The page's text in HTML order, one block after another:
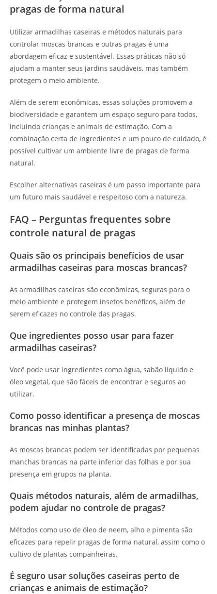
pragas de forma natural
Utilizar armadilhas caseiras e métodos naturais para
controlar moscas brancas e outras pragas é uma
abordagem eficaz e sustentável. Essas práticas não só
ajudam a manter seus jardins saudáveis, mas também
protegem o meio ambiente.
Além de serem econômicas, essas soluções promovem a
biodiversidade e garantem um espaço seguro para todos,
incluindo crianças e animais de estimação. Com a
combinação certa de ingredientes e um pouco de cuidado, é
possível cultivar um ambiente livre de pragas de forma
natural.
Escolher alternativas caseiras é um passo importante para
um futuro mais saudável e respeitoso com a natureza.
FAQ – Perguntas frequentes sobre
controle natural de pragas
Quais são os principais benefícios de usar
armadilhas caseiras para moscas brancas?
As armadilhas caseiras são econômicas, seguras para o
meio ambiente e protegem insetos benéficos, além de
serem eficazes no controle das pragas.
Que ingredientes posso usar para fazer
armadilhas caseiras?
Você pode usar ingredientes como água, sabão líquido e
óleo vegetal, que são fáceis de encontrar e seguros ao
utilizar.
Como posso identificar a presença de moscas
brancas nas minhas plantas?
As moscas brancas podem ser identificadas por pequenas
manchas brancas na parte inferior das folhas e por sua
presença em grupos na planta.
Quais métodos naturais, além de armadilhas,
podem ajudar no controle de pragas?
Métodos como uso de óleo de neem, alho e pimenta são
eficazes para repelir pragas de forma natural, assim como o
cultivo de plantas companheiras.
É seguro usar soluções caseiras perto de
crianças e animais de estimação?